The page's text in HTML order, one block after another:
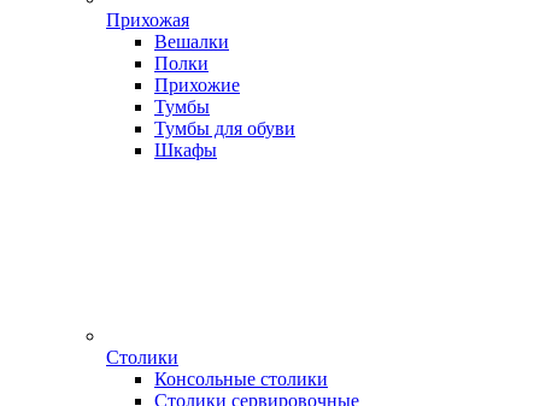
Прихожая
Вешалки
Полки
Прихожие
Тумбы
Тумбы для обуви
Шкафы
Столики
Консольные столики
Столики сервировочные